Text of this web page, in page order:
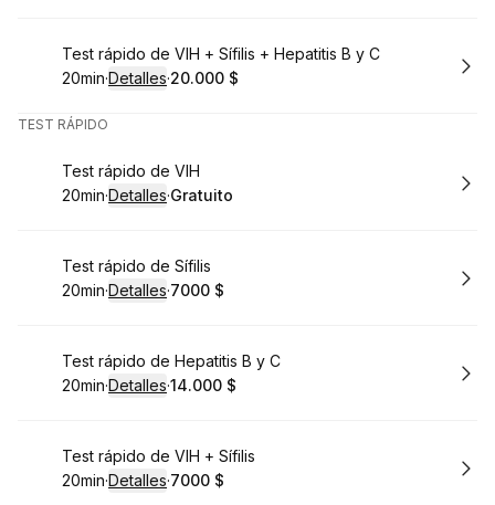
Reservar
Test rápido de VIH + Sífilis + Hepatitis B y C
.Duración:
20min·Detalles·
.Precio:
20.000 $
TEST RÁPIDO
Reservar
Test rápido de VIH
.Duración:
20min·Detalles·
.Precio
Gratuito
Reservar
Test rápido de Sífilis
.Duración:
20min·Detalles·
. Precio
7000 $
Reservar
Test rápido de Hepatitis B y C
.Duración:
20min·Detalles·
.Precio:
14.000 $
Reservar
Test rápido de VIH + Sífilis
.Duración:
20min·Detalles·
. Precio
7000 $